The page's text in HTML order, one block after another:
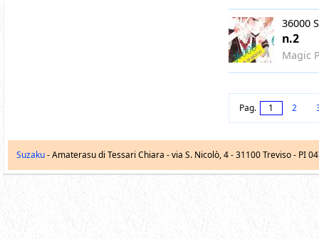
36000
n.2
Magic
Pag. 1 2
Suzaku- Amaterasu di Tessari Chiara -via S. Nicolò, 4-31100 Treviso - PI